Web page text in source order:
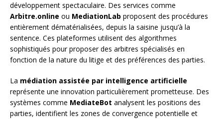
développement spectaculaire. Des services comme
Arbitre.online ou MediationLab proposent des procédures
entièrement dématérialisées, depuis la saisine jusqu’à la
sentence. Ces plateformes utilisent des algorithmes
sophistiqués pour proposer des arbitres spécialisés en
fonction de la nature du litige et des préférences des parties.
La médiation assistée par intelligence artificielle
représente une innovation particulièrement prometteuse. Des
systèmes comme MediateBot analysent les positions des
parties, identifient les zones de convergence potentielle et